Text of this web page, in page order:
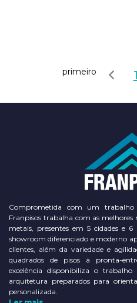
primeiro 1
Comprometida com um
Franpisos trabalha com as melhores
metais, presentes em 5 cidades e
showroom diferenciado e moderno
clientes, além da variedade e
quadrados de pisos à pronta-
excelência disponibiliza o
arquitetura preparados para
personalizada.